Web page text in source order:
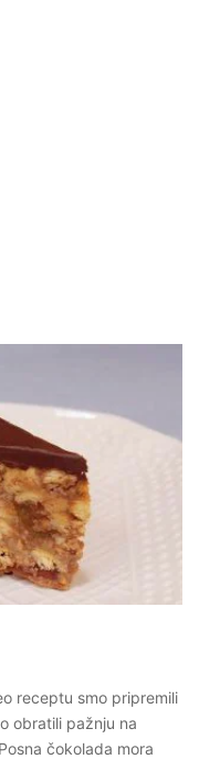
receptu smo pripremili
obratili pažnju na
čokolada mora